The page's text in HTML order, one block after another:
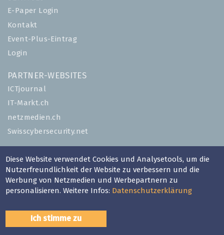
E-Paper Login
Kontakt
Event-Plus-Eintrag
Login
PARTNER-WEBSITES
ICTjournal
IT-Markt.ch
netzmedien.ch
Swisscybersecurity.net
© NETZMEDIEN AG 2026
Impressum
AGB
Nutzungsbestimmungen
Datenschutzerklärung
Diese Website verwendet Cookies und Analysetools, um die
Nutzerfreundlichkeit der Website zu verbessern und die
Werbung von Netzmedien und Werbepartnern zu
personalisieren. Weitere Infos: Datenschutzerklärung
Ich stimme zu